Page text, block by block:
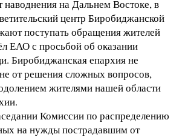
наводнения на Дальнем Востоке, в
центр Биробиджанской
поступать обращения жителей
ЕАО с просьбой об оказании
Биробиджанская епархия не
от решения сложных вопросов,
жителями нашей области
Комиссии по распределению
на нужды пострадавшим от